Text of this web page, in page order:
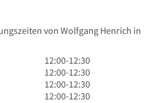
von Wolfgang Henrich in
12
Uhr
bis
12
12:00-12:30
12
Uhr
bis
12:00-12:30
12
Uhr
12:00-12:30
12
12:00-12:30